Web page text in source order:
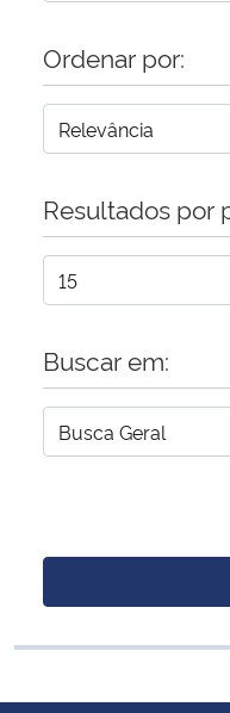
Ordenar por:
Resultados por
Buscar em: